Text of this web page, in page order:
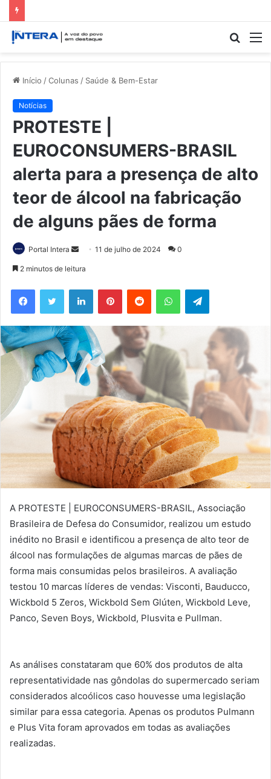
Início /Colunas / Saúde & Bem-Estar
Notícias
PROTESTE |
EUROCONSUMERS-BRASIL
alerta para a presença de alto
teor de álcool na fabricação
de alguns pães de forma
Portal Intera
Mande
mail
11 de julho de 2024 0
2 minutos de leitura
FacebookTwitter LinkedinPinterestReddit WhatsAppTelegram
A PROTESTE | EUROCONSUMERS-BRASIL, Associação
Brasileira de Defesa do Consumidor, realizou um estudo
inédito no Brasil e identificou a presença de alto teor de
álcool nas formulações de algumas marcas de pães de
forma mais consumidas pelos brasileiros. A avaliação
testou 10 marcas líderes de vendas: Visconti, Bauducco,
Wickbold 5 Zeros, Wickbold Sem Glúten, Wickbold Leve,
Panco, Seven Boys, Wickbold, Plusvita e Pullman.
As análises constataram que 60% dos produtos de alta
representatividade nas gôndolas do supermercado seriam
considerados alcoólicos caso houvesse uma legislação
similar para essa categoria. Apenas os produtos Pulmann
e Plus Vita foram aprovados em todas as avaliações
realizadas.